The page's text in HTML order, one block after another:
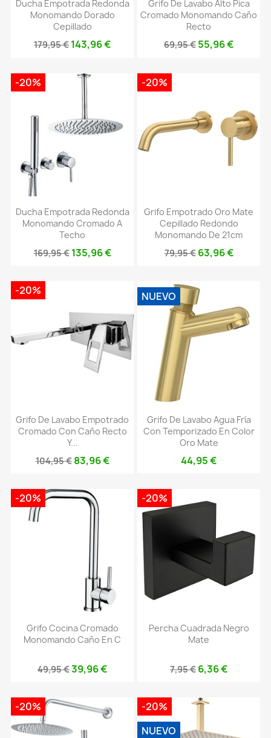
Ducha Empotrada Redonda
Monomando Dorado
Cepillado
179,95 € 143,96 €
Grifo De Lavabo Alto Pica
Cromado Monomando Caño
Recto
69,95 € 55,96 €
Ducha Empotrada Redonda
Monomando Cromado A
Techo
169,95 € 135,96 €
-20%
Grifo Empotrado Oro Mate
Cepillado Redondo
Monomando De 21cm
79,95 € 63,96 €
-20%
Grifo De Lavabo Empotrado
Cromado Con Caño Recto
Y...
104,95 € 83,96 €
-20%
Grifo De Lavabo Agua Fría
Con Temporizado En Color
Oro Mate
44,95 €
NUEVO
Grifo Cocina Cromado
Monomando Caño En C
49,95 €39,96 €
-20%
Percha Cuadrada Negro
Mate
7,95 € 6,36 €
-20%
-20%
-20%
NUEVO